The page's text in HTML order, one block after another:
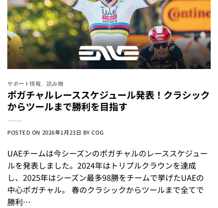
サポート情報、 読み物
ポガチャルレーススケジュール発表！クラシック
からツールまで勝利を目指す
POSTED ON 2026年1月23日 BYCOG
UAEチームは今シーズンのポガチャルのレーススケジュー
ルを発表しました。2024年はトリプルクラウンを達成
し、2025年はシーズン最多98勝をチームで挙げたUAEの
中心ポガチャル。 春のクラシックからツールまで全てで
勝利…